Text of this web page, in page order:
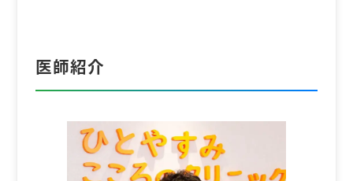
医師紹介